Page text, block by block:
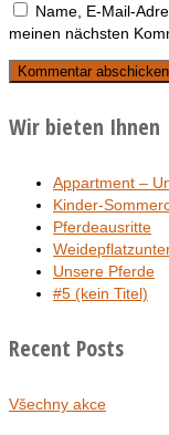
Name, E-Mail-
meinen nächsten
Wir bieten Ihnen
Appartment –
Kinder-
Pferdeausritte
Unsere Pferde
#5 (kein Titel)
Recent Posts
Všechny akce